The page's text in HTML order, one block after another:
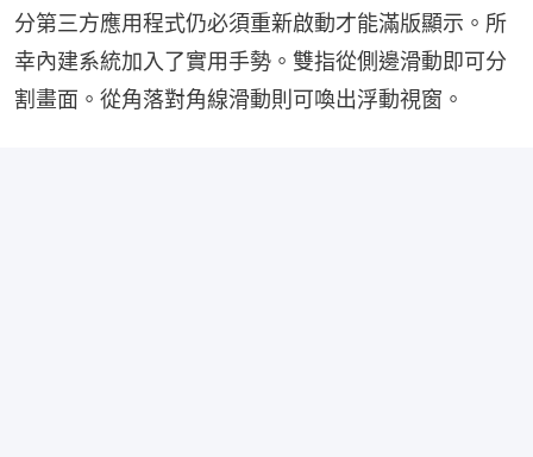
分第三方應用程式仍必須重新啟動才能滿版顯示。所
幸內建系統加入了實用手勢。雙指從側邊滑動即可分
割畫面。從角落對角線滑動則可喚出浮動視窗。